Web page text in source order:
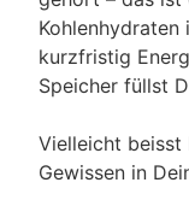
kurzfristig
Speicher füllst
Vielleicht beisst
Gewissen in